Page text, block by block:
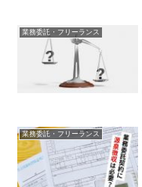
業務委託・フリーランス
業務委託・フリーランス